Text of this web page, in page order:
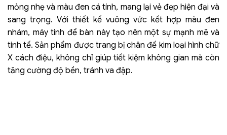
mỏng nhẹ và màu đen cá tính, mang lại vẻ đẹp hiện đại và
sang trọng. Với thiết kế vuông vức kết hợp màu đen
nhám, máy tính để bàn này tạo nên một sự mạnh mẽ và
tinh tế. Sản phẩm được trang bị chân đế kim loại hình chữ
X cách điệu, không chỉ giúp tiết kiệm không gian mà còn
tăng cường độ bền, tránh va đập.